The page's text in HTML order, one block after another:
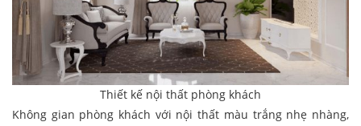
Thiết kế nội thất phòng khách
Không gian phòng khách với nội thất màu trắng nhẹ nhàng,